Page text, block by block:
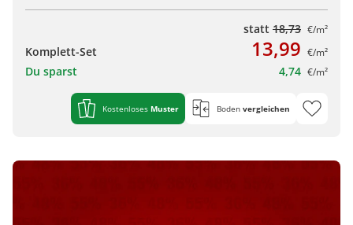
statt 18,73 €/m²
Komplett-Set 13,99 €/m²
Du sparst 4,74 €/m²
Kostenloses Muster Boden vergleichen